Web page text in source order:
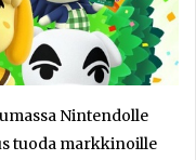
Nintendolle
tuoda markkinoille